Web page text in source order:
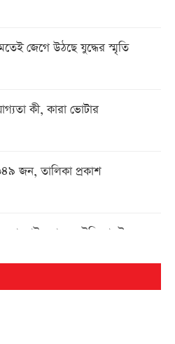
জেগে উঠছে যুদ্ধের স্মৃতি
কী, কারা ভোটার
৩৪৯ জন, তালিকা প্রকাশ
যাচ্ছেন ইসি মাছউদ
২ বাসের সংঘর্ষে আহত ৫